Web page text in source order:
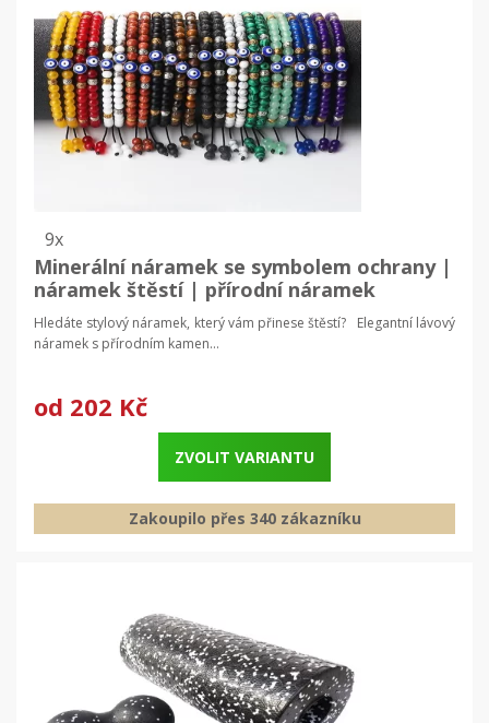
9x
Minerální náramek se symbolem ochrany |
náramek štěstí | přírodní náramek
Hledáte stylový náramek, který vám přinese štěstí? Elegantní lávový
náramek s přírodním kamen...
od 202 Kč
ZVOLIT VARIANTU
Zakoupilo přes 340 zákazníku